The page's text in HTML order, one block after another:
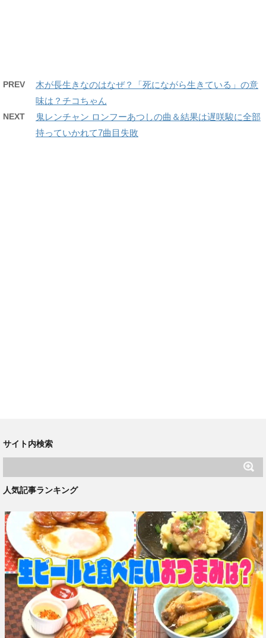
PREV
木が長生きなのはなぜ？「死にながら生きている」の意
味は？チコちゃん
NEXT
鬼レンチャン ロンフーあつしの曲＆結果は遅咲駿に全部
持っていかれて7曲目失敗
サイト内検索
人気記事ランキング